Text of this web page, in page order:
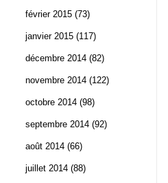
février 2015 (73)
janvier 2015 (117)
décembre 2014 (82)
novembre 2014 (122)
octobre 2014 (98)
septembre 2014 (92)
août 2014 (66)
juillet 2014 (88)